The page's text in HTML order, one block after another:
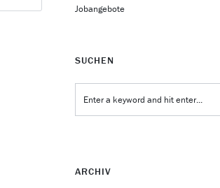
Jobangebote
SUCHEN
ARCHIV